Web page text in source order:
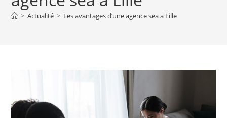
> Actualité > Les avantages d’une agence sea a Lille